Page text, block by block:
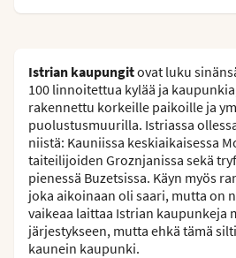
Istrian kaupungitovat luku
100 linnoitettua kylää ja
rakennettu korkeille paikoille ja
puolustusmuurilla. Istriassa
niistä: Kauniissa keskiaikaisessa
taiteilijoiden Groznjanissa sekä
pienessä Buzetsissa. Käyn myös
joka aikoinaan oli saari, mutta on
vaikeaa laittaa Istrian kaupunkeja
järjestykseen, mutta ehkä tämä
kaunein kaupunki.